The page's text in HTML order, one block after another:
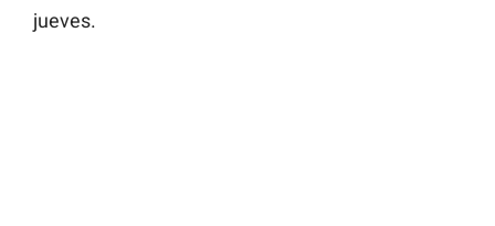
jueves.